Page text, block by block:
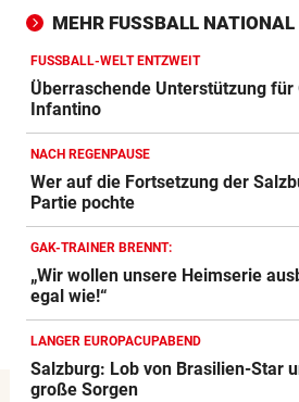
MEHR FUSSBALL NATIONAL
FUSSBALL-WELT ENTZWEIT
Überraschende Unterstützung für
Infantino
NACH REGENPAUSE
Wer auf die Fortsetzung der
Partie pochte
GAK-TRAINER BRENNT:
„Wir wollen unsere Heimserie
egal wie!“
LANGER EUROPACUPABEND
Salzburg: Lob von Brasilien-Star
große Sorgen